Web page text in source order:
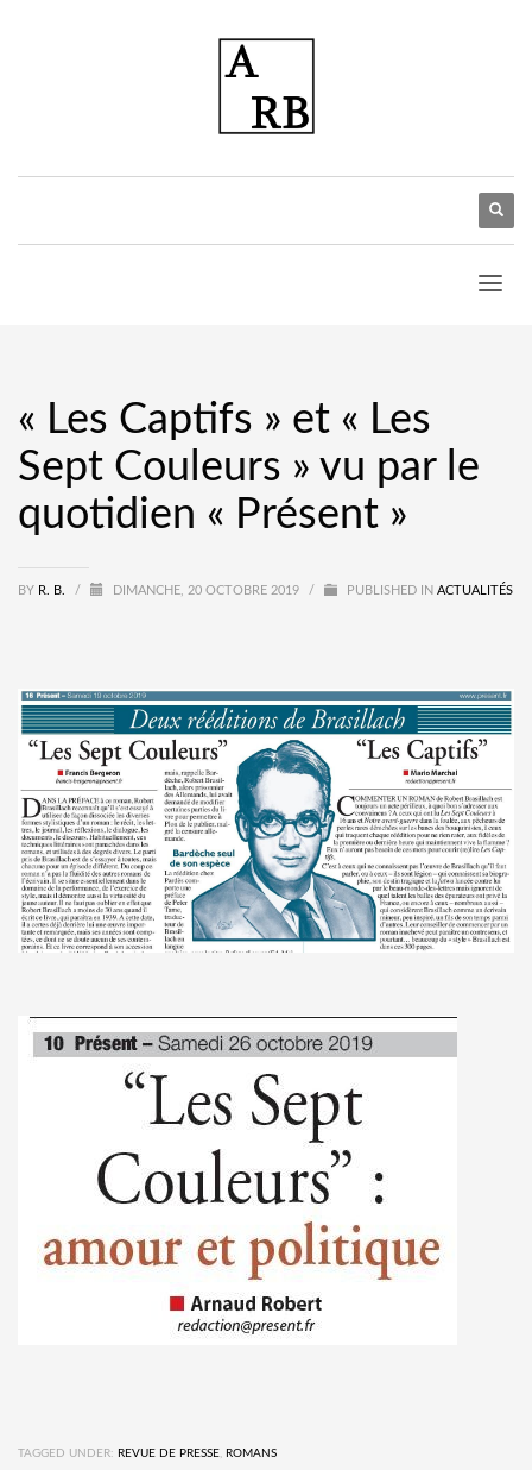
« Les Captifs » et « Les
Sept Couleurs » vu par le
quotidien « Présent »
BY R. B. / DIMANCHE, 20 OCTOBRE 2019 / PUBLISHED IN ACTUALITÉS
TAGGED UNDER: REVUE DE PRESSE ROMANS